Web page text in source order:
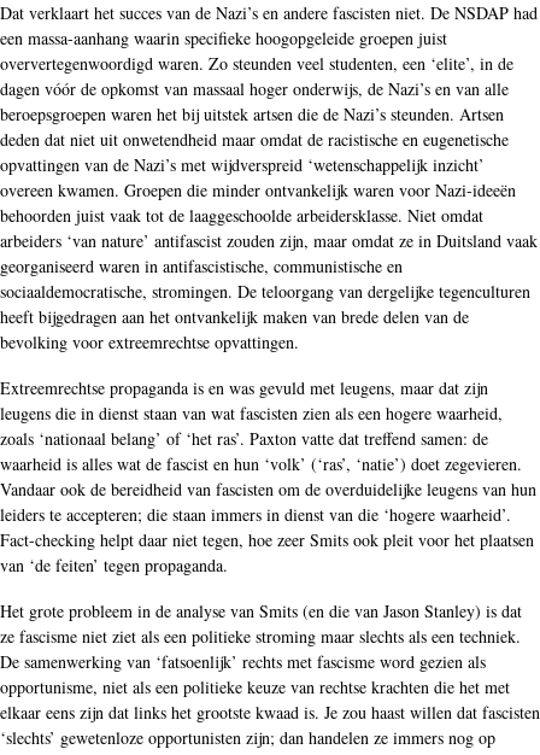
Dat verklaart het succes van de Nazi’s en andere fascisten niet. De NSDAP had
een massa-aanhang waarin specifieke hoogopgeleide groepen juist
oververtegenwoordigd waren. Zo steunden veel studenten, een ‘elite’, in de
dagen vóór de opkomst van massaal hoger onderwijs, de Nazi’s en van alle
beroepsgroepen waren het bij uitstek artsen die de Nazi’s steunden. Artsen
deden dat niet uit onwetendheid maar omdat de racistische en eugenetische
opvattingen van de Nazi’s met wijdverspreid ‘wetenschappelijk inzicht’
overeen kwamen. Groepen die minder ontvankelijk waren voor Nazi-ideeën
behoorden juist vaak tot de laaggeschoolde arbeidersklasse. Niet omdat
arbeiders ‘van nature’ antifascist zouden zijn, maar omdat ze in Duitsland vaak
georganiseerd waren in antifascistische, communistische en
sociaaldemocratische, stromingen. De teloorgang van dergelijke tegenculturen
heeft bijgedragen aan het ontvankelijk maken van brede delen van de
bevolking voor extreemrechtse opvattingen.
Extreemrechtse propaganda is en was gevuld met leugens, maar dat zijn
leugens die in dienst staan van wat fascisten zien als een hogere waarheid,
zoals ‘nationaal belang’ of ‘het ras’. Paxton vatte dat treffend samen: de
waarheid is alles wat de fascist en hun ‘volk’ (‘ras’, ‘natie’) doet zegevieren.
Vandaar ook de bereidheid van fascisten om de overduidelijke leugens van hun
leiders te accepteren; die staan immers in dienst van die ‘hogere waarheid’.
Fact-checking helpt daar niet tegen, hoe zeer Smits ook pleit voor het plaatsen
van ‘de feiten’ tegen propaganda.
Het grote probleem in de analyse van Smits (en die van Jason Stanley) is dat
ze fascisme niet ziet als een politieke stroming maar slechts als een techniek.
De samenwerking van ‘fatsoenlijk’ rechts met fascisme word gezien als
opportunisme, niet als een politieke keuze van rechtse krachten die het met
elkaar eens zijn dat links het grootste kwaad is. Je zou haast willen dat fascisten
‘slechts’ gewetenloze opportunisten zijn; dan handelen ze immers nog op